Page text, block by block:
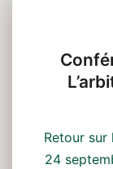
Retour sur
24